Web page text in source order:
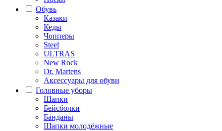
Обувь
Казаки
Кеды
Чопперы
Steel
ULTRAS
New Rock
Dr. Martens
Аксессуары для обуви
Головные уборы
Шапки
Бейсболки
Банданы
Шапки молодёжные